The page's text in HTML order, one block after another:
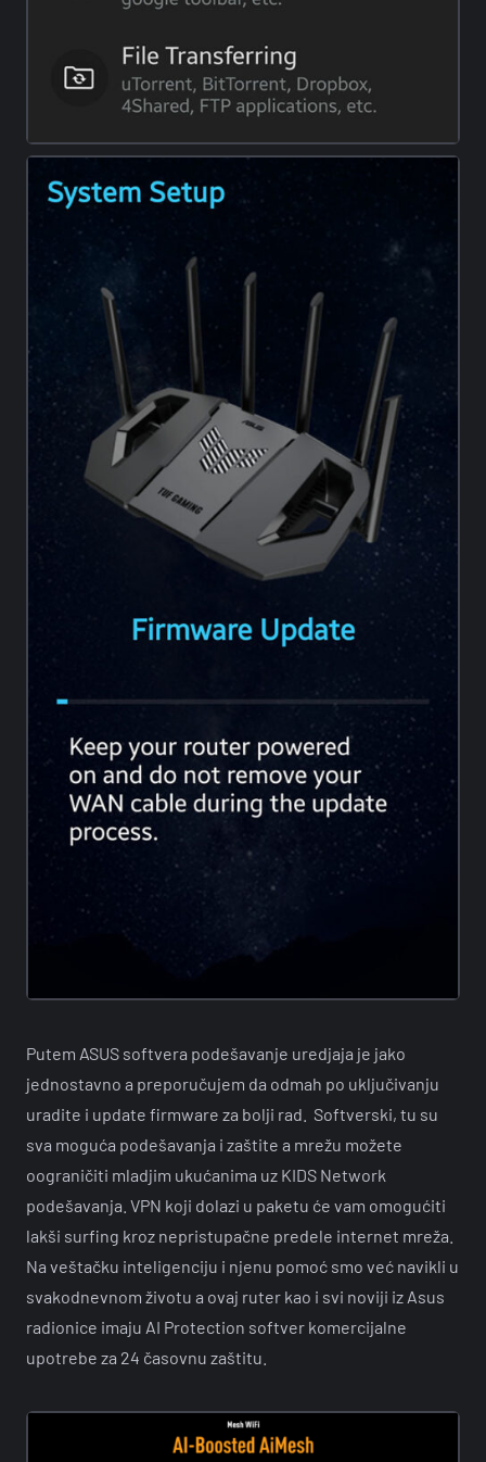
Putem ASUS softvera podešavanje uredjaja je jako
jednostavno a preporučujem da odmah po uključivanju
uradite i update firmware za bolji rad. Softverski, tu su
sva moguća podešavanja i zaštite a mrežu možete
oograničiti mladjim ukućanima uz KIDS Network
podešavanja. VPN koji dolazi u paketu će vam omogućiti
lakši surfing kroz nepristupačne predele internet mreža.
Na veštačku inteligenciju i njenu pomoć smo već navikli u
svakodnevnom životu a ovaj ruter kao i svi noviji iz Asus
radionice imaju AI Protection softver komercijalne
upotrebe za 24 časovnu zaštitu.